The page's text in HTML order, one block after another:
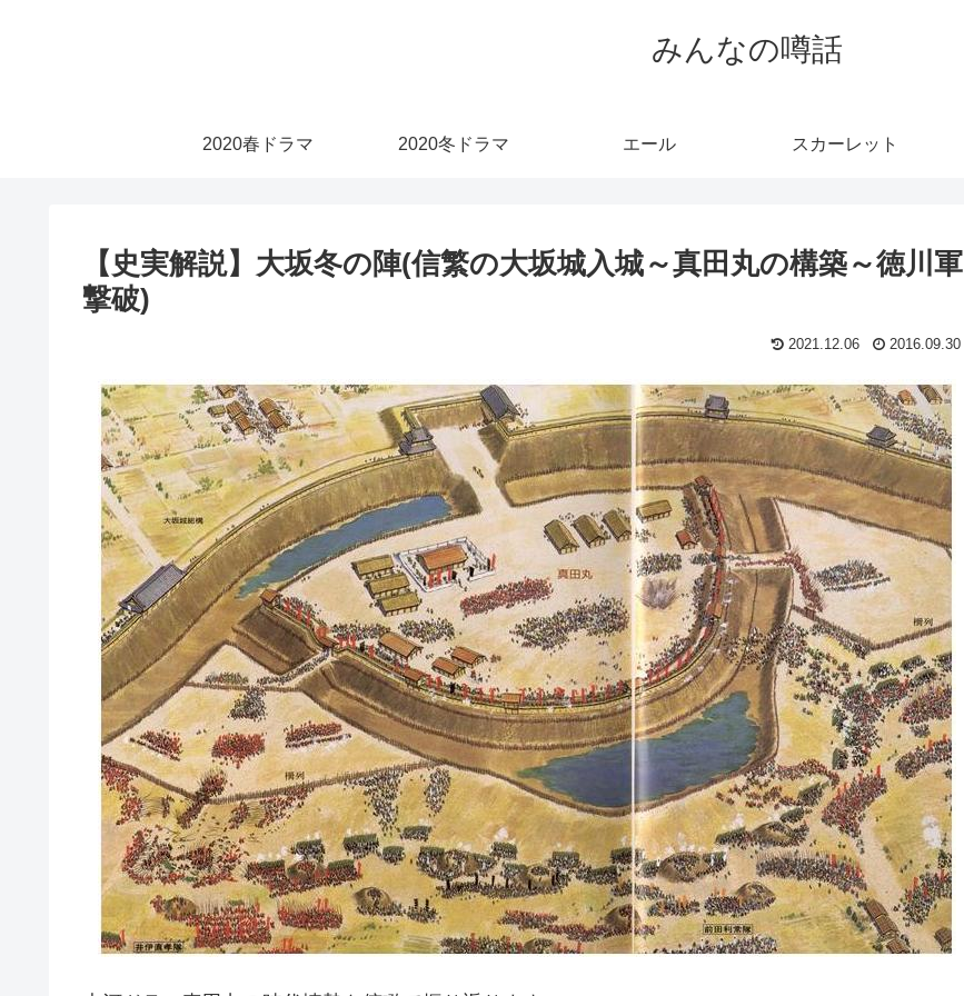
みんなの噂話
2020春ドラマ 2020冬ドラマ エール スカーレット
【史実解説】大坂冬の陣(信繁の大坂城入城～真田丸の構築～徳川軍
撃破)
2021.12.06 2016.09.30